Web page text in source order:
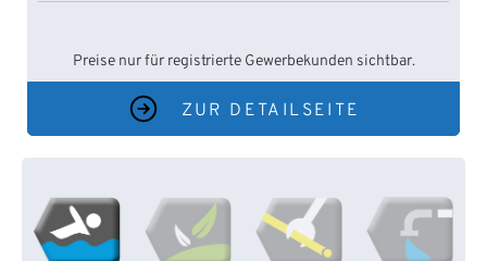
Preise nur für registrierte Gewerbekunden sichtbar.
ZUR DETAILSEITE